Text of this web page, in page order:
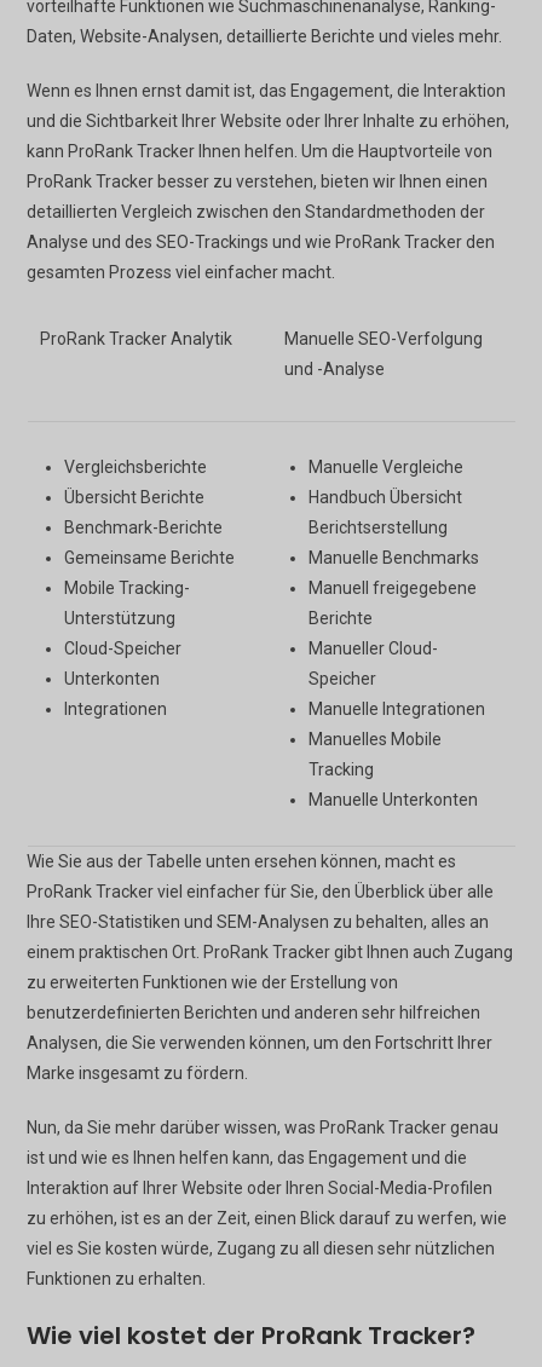
vorteilhafte Funktionen wie Suchmaschinenanalyse, Ranking-
Daten, Website-Analysen, detaillierte Berichte und vieles mehr.
Wenn es Ihnen ernst damit ist, das Engagement, die Interaktion
und die Sichtbarkeit Ihrer Website oder Ihrer Inhalte zu erhöhen,
kann ProRank Tracker Ihnen helfen. Um die Hauptvorteile von
ProRank Tracker besser zu verstehen, bieten wir Ihnen einen
detaillierten Vergleich zwischen den Standardmethoden der
Analyse und des SEO-Trackings und wie ProRank Tracker den
gesamten Prozess viel einfacher macht.
ProRank Tracker Analytik
Manuelle SEO-Verfolgung
und -Analyse
Vergleichsberichte
Übersicht Berichte
Benchmark-Berichte
Gemeinsame Berichte
Mobile Tracking-
Unterstützung
Cloud-Speicher
Unterkonten
Integrationen
Manuelle Vergleiche
Handbuch Übersicht
Berichtserstellung
Manuelle Benchmarks
Manuell freigegebene
Berichte
Manueller Cloud-
Speicher
Manuelle Integrationen
Manuelles Mobile
Tracking
Manuelle Unterkonten
Wie Sie aus der Tabelle unten ersehen können, macht es
ProRank Tracker viel einfacher für Sie, den Überblick über alle
Ihre SEO-Statistiken und SEM-Analysen zu behalten, alles an
einem praktischen Ort. ProRank Tracker gibt Ihnen auch Zugang
zu erweiterten Funktionen wie der Erstellung von
benutzerdefinierten Berichten und anderen sehr hilfreichen
Analysen, die Sie verwenden können, um den Fortschritt Ihrer
Marke insgesamt zu fördern.
Nun, da Sie mehr darüber wissen, was ProRank Tracker genau
ist und wie es Ihnen helfen kann, das Engagement und die
Interaktion auf Ihrer Website oder Ihren Social-Media-Profilen
zu erhöhen, ist es an der Zeit, einen Blick darauf zu werfen, wie
viel es Sie kosten würde, Zugang zu all diesen sehr nützlichen
Funktionen zu erhalten.
Wie viel kostet der ProRank Tracker?